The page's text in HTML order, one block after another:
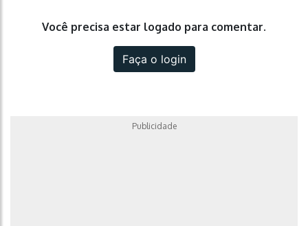
Você precisa estar logado para comentar.
Faça o login
Publicidade